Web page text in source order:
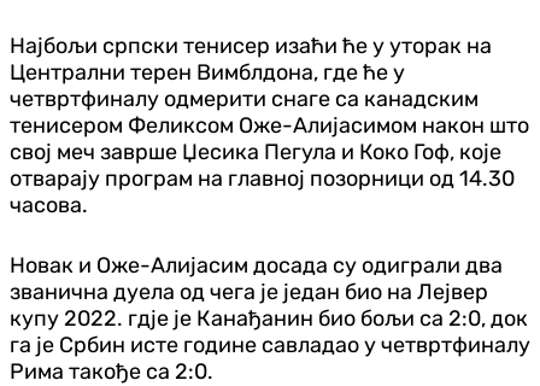
Најбољи српски тенисер изаћи ће у уторак на
Централни терен Вимблдона, где ће у
четвртфиналу одмерити снаге са канадским
тенисером Феликсом Оже-Алијасимом након што
свој меч заврше Џесика Пегула и Коко Гоф, које
отварају програм на главној позорници од 14.30
часова.
Новак и Оже-Алијасим досада су одиграли два
званична дуела од чега је један био на Лејвер
купу 2022. гдје је Канађанин био бољи са 2:0, док
га је Србин исте године савладао у четвртфиналу
Рима такође са 2:0.